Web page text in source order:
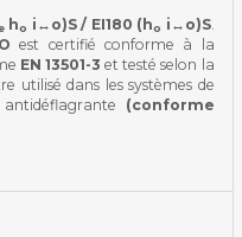
ho i↔o)S / EI180 (ho i↔o)S.
est certifié conforme à la
EN 13501-3 et testé selon la
utilisé dans les systèmes de
(conforme